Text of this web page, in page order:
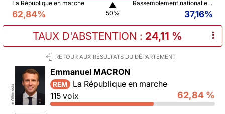
La République en marche
62,84%
▲
50%
Rassemblement national et ses alliés
37,16%
TAUX D'ABSTENTION : 24,11 % ⠇
RETOUR AUX RÉSULTATS DU DÉPARTEMENT
©
Wikimedia
Emmanuel MACRON
REM
La République en marche
115 voix
62,84 %